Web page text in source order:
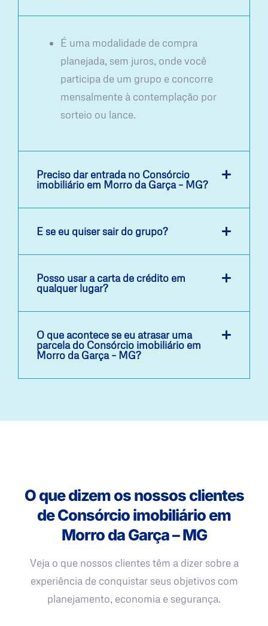
É uma modalidade de compra
planejada, sem juros, onde você
participa de um grupo e concorre
mensalmente à contemplação por
sorteio ou lance.
Preciso dar entrada no Consórcio
imobiliário em Morro da Garça – MG?
E se eu quiser sair do grupo?
Posso usar a carta de crédito em
qualquer lugar?
O que acontece se eu atrasar uma
parcela do Consórcio imobiliário em
Morro da Garça – MG?
O que dizem os nossos clientes
de Consórcio imobiliário em
Morro da Garça – MG
Veja o que nossos clientes têm a dizer sobre a
experiência de conquistar seus objetivos com
planejamento, economia e segurança.